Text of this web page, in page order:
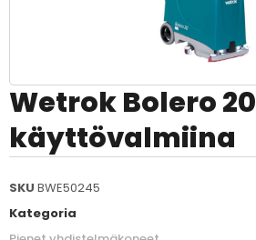
Wetrok Bolero 20
käyttövalmiina
SKU BWE50245
Kategoria